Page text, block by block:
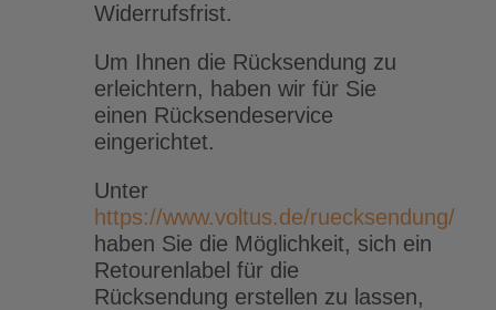
Widerrufsfrist.
Um Ihnen die Rücksendung zu
erleichtern, haben wir für Sie
einen Rücksendeservice
eingerichtet.
Unter
https://www.voltus.de/ruecksendung/
haben Sie die Möglichkeit, sich ein
Retourenlabel für die
Rücksendung erstellen zu lassen,